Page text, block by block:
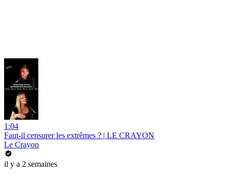
1:04
Faut-il censurer les extrêmes ? | LE CRAYON
Le Crayon
il y a 2 semaines